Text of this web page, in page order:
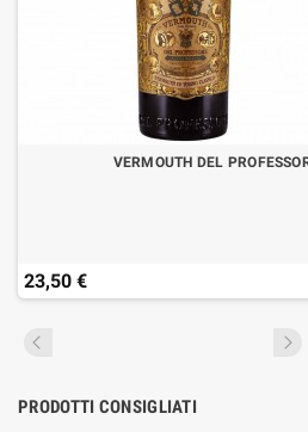
VERMOUTH DEL
23,50 €
PRODOTTI CONSIGLIATI